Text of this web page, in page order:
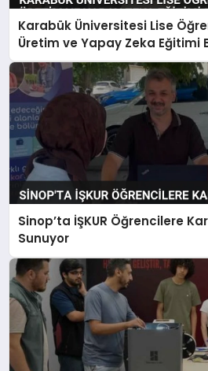
Karabük Üniversitesi Lise
Üretim ve Yapay Zeka Eğitimi
Sinop’ta İŞKUR Öğrencilere
Sunuyor